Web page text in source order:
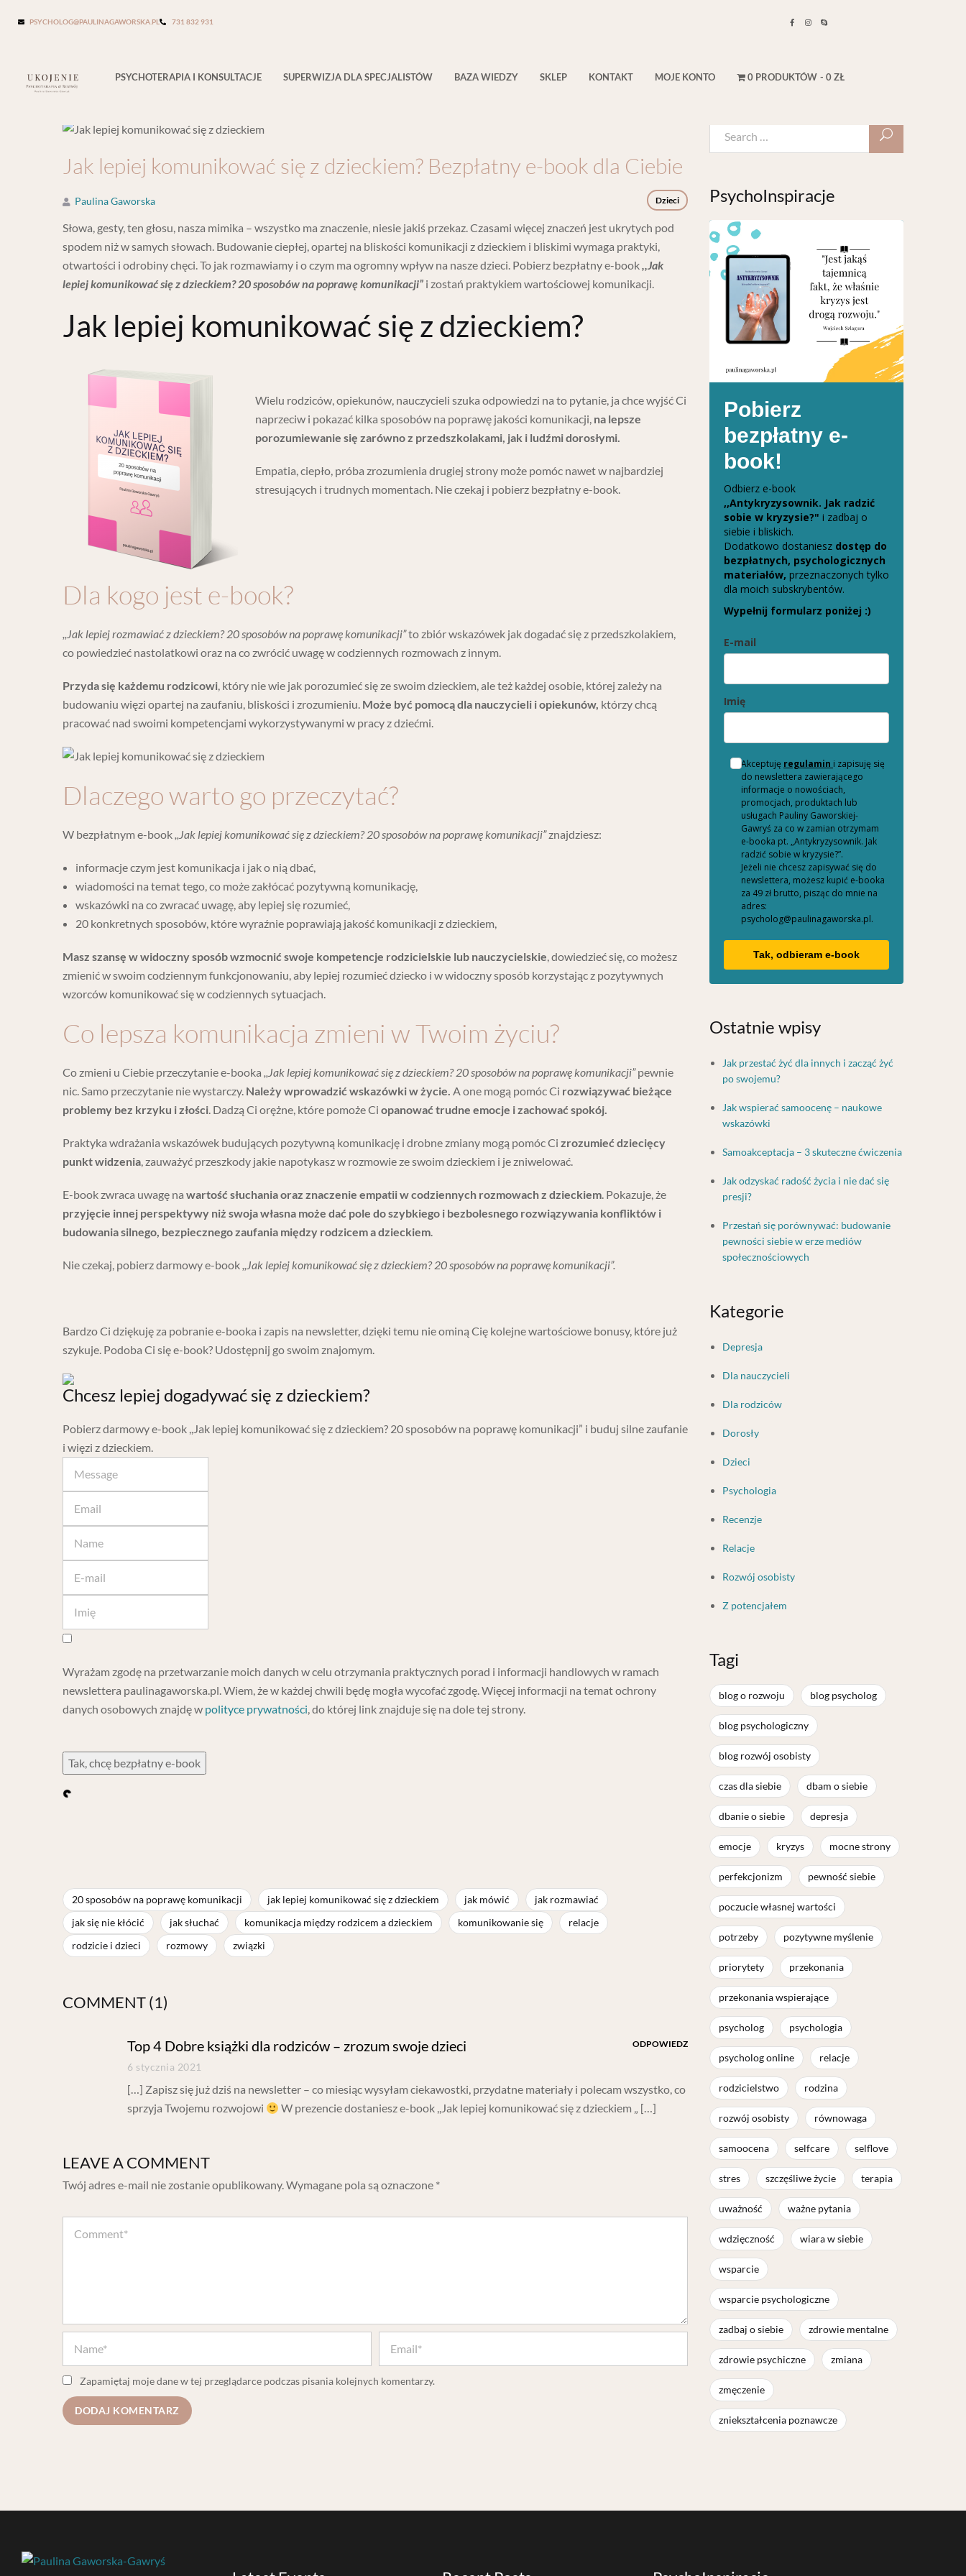
PSYCHOLOG@PAULINAGAWORSKA.PL 731 832 931
PSYCHOTERAPIA I KONSULTACJE SUPERWIZJA DLA SPECJALISTÓW BAZA WIEDZY SKLEP KONTAKT MOJE KONTO 0 PRODUKTÓW 0 ZŁ
Blog Single
Jak lepiej komunikować się z dzieckiem? Bezpłatny e-book dla Ciebie
Dzieci
Paulina Gaworska
Słowa, gesty, ten głosu, nasza mimika – wszystko ma znaczenie, niesie jakiś przekaz. Czasami więcej znaczeń jest ukrytych pod
spodem niż w samych słowach. Budowanie ciepłej, opartej na bliskości komunikacji z dzieckiem i bliskimi wymaga praktyki,
otwartości i odrobiny chęci. To jak rozmawiamy i o czym ma ogromny wpływ na nasze dzieci. Pobierz bezpłatny e-book,,Jak
lepiej komunikować się z dzieckiem? 20 sposobów na poprawę komunikacji” i zostań praktykiem wartościowej komunikacji.
Jak lepiej komunikować się z dzieckiem?
Wielu rodziców, opiekunów, nauczycieli szuka odpowiedzi na to pytanie, ja chce wyjść Ci
naprzeciw i pokazać kilka sposobów na poprawę jakości komunikacji, na lepsze
porozumiewanie się zarówno z przedszkolakami, jak i ludźmi dorosłymi.
Empatia, ciepło, próba zrozumienia drugiej strony może pomóc nawet w najbardziej
stresujących i trudnych momentach. Nie czekaj i pobierz bezpłatny e-book.
Dla kogo jest e-book?
,,Jak lepiej rozmawiać z dzieckiem? 20 sposobów na poprawę komunikacji”to zbiór wskazówek jak dogadać się z przedszkolakiem,
co powiedzieć nastolatkowi oraz na co zwrócić uwagę w codziennych rozmowach z innym.
Przyda się każdemu rodzicowi, który nie wie jak porozumieć się ze swoim dzieckiem, ale też każdej osobie, której zależy na
budowaniu więzi opartej na zaufaniu, bliskości i zrozumieniu. Może być pomocą dla nauczycieli i opiekunów, którzy chcą
pracować nad swoimi kompetencjami wykorzystywanymi w pracy z dziećmi.
Dlaczego warto go przeczytać?
W bezpłatnym e-book,,Jak lepiej komunikować się z dzieckiem? 20 sposobów na poprawę komunikacji”znajdziesz:
informacje czym jest komunikacja i jak o nią dbać,
wiadomości na temat tego, co może zakłócać pozytywną komunikację,
wskazówki na co zwracać uwagę, aby lepiej się rozumieć,
20 konkretnych sposobów, które wyraźnie poprawiają jakość komunikacji z dzieckiem,
Masz szansę w widoczny sposób wzmocnić swoje kompetencje rodzicielskie lub nauczycielskie, dowiedzieć się, co możesz
zmienić w swoim codziennym funkcjonowaniu, aby lepiej rozumieć dziecko i w widoczny sposób korzystając z pozytywnych
wzorców komunikować się w codziennych sytuacjach.
Co lepsza komunikacja zmieni w Twoim życiu?
Co zmieni u Ciebie przeczytanie e-booka ,,Jak lepiej komunikować się z dzieckiem? 20 sposobów na poprawę komunikacji”pewnie
nic. Samo przeczytanie nie wystarczy. Należy wprowadzić wskazówki w życie. A one mogą pomóc Ci rozwiązywać bieżące
problemy bez krzyku i złości. Dadzą Ci orężne, które pomoże Ci opanować trudne emocje i zachować spokój.
Praktyka wdrażania wskazówek budujących pozytywną komunikację i drobne zmiany mogą pomóc Ci zrozumieć dziecięcy
punkt widzenia, zauważyć przeszkody jakie napotykasz w rozmowie ze swoim dzieckiem i je zniwelować.
E-book zwraca uwagę na wartość słuchania oraz znaczenie empatii w codziennych rozmowach z dzieckiem. Pokazuje, że
przyjęcie innej perspektywy niż swoja własna może dać pole do szybkiego i bezbolesnego rozwiązywania konfliktów i
budowania silnego, bezpiecznego zaufania między rodzicem a dzieckiem.
Nie czekaj, pobierz darmowy e-book,,Jak lepiej komunikować się z dzieckiem? 20 sposobów na poprawę komunikacji”.
Bardzo Ci dziękuję za pobranie e-booka i zapis na newsletter, dzięki temu nie ominą Cię kolejne wartościowe bonusy, które już
szykuje. Podoba Ci się e-book? Udostępnij go swoim znajomym.
Chcesz lepiej dogadywać się z dzieckiem?
Pobierz darmowy e-book ,,Jak lepiej komunikować się z dzieckiem? 20 sposobów na poprawę komunikacji” i buduj silne zaufanie
i więzi z dzieckiem.
Wyrażam zgodę na przetwarzanie moich danych w celu otrzymania praktycznych porad i informacji handlowych w ramach
newslettera paulinagaworska.pl. Wiem, że w każdej chwili będę mogła wycofać zgodę. Więcej informacji na temat ochrony
danych osobowych znajdę w polityce prywatności, do której link znajduje się na dole tej strony.
Tak, chcę bezpłatny e-book
20 sposobów na poprawę komunikacji jak lepiej komunikować się z dzieckiem jak mówić
jak rozmawiać
jak się nie kłócić
jak słuchać komunikacja między rodzicem a dzieckiem komunikowanie się
relacje
rodzicie i dzieci
rozmowy związki
COMMENT (1)
Top 4 Dobre książki dla rodziców – zrozum swoje dzieci
6 stycznia 2021
ODPOWIEDZ
[…] Zapisz się już dziś na newsletter – co miesiąc wysyłam ciekawostki, przydatne materiały i polecam wszystko, co
sprzyja Twojemu rozwojowi
W prezencie dostaniesz e-book ,,Jak lepiej komunikować się z dzieckiem „ […]
LEAVE A COMMENT
Twój adres e-mail nie zostanie opublikowany.Wymagane pola są oznaczone *
Zapamiętaj moje dane w tej przeglądarce podczas pisania kolejnych komentarzy.
PsychoInspiracje
Pobierz
bezpłatny e-
book!
Odbierz e-book
,,Antykryzysownik. Jak radzić
sobie w kryzysie?" i zadbaj o
siebie i bliskich.
Dodatkowo dostaniesz dostęp do
bezpłatnych, psychologicznych
materiałów, przeznaczonych tylko
dla moich subskrybentów.
Wypełnij formularz poniżej :)
E-mail
Imię
Akceptuję regulamin i zapisuję się
do newslettera zawierającego
informacje o nowościach,
promocjach, produktach lub
usługach Pauliny Gaworskiej-
Gawryś za co w zamian otrzymam
e-booka pt. „Antykryzysownik. Jak
radzić sobie w kryzysie?”.
Jeżeli nie chcesz zapisywać się do
newslettera, możesz kupić e-booka
za 49 zł brutto, pisząc do mnie na
adres:
psycholog@paulinagaworska.pl.
Tak, odbieram e-book
Ostatnie wpisy
Jak przestać żyć dla innych i zacząć żyć
po swojemu?
Jak wspierać samoocenę – naukowe
wskazówki
Samoakceptacja – 3 skuteczne ćwiczenia
Jak odzyskać radość życia i nie dać się
presji?
Przestań się porównywać: budowanie
pewności siebie w erze mediów
społecznościowych
Kategorie
Depresja
Dla nauczycieli
Dla rodziców
Dorosły
Dzieci
Psychologia
Recenzje
Relacje
Rozwój osobisty
Z potencjałem
Tagi
blog o rozwoju blog psycholog
blog psychologiczny
blog rozwój osobisty
czas dla siebie dbam o siebie
dbanie o siebie depresja
emocje kryzys mocne strony
perfekcjonizm pewność siebie
poczucie własnej wartości
potrzeby pozytywne myślenie
priorytety przekonania
przekonania wspierające
psycholog psychologia
psycholog online relacje
rodzicielstwo rodzina
rozwój osobisty równowaga
samoocena selfcare selflove
stres szczęśliwe życie terapia
uważność ważne pytania
wdzięczność wiara w siebie
wsparcie
wsparcie psychologiczne
zadbaj o siebie zdrowie mentalne
zdrowie psychiczne zmiana
zmęczenie
zniekształcenia poznawcze